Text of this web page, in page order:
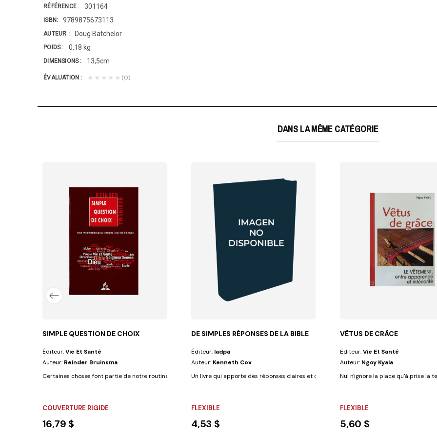
RÉFÉRENCE 301164
ISBN 9789875673113
AUTEUR Doug Batchelor
POIDS 0,18 kg
DIMENSIONS 13,5cm
ÉVALUATION ★★★★★ (0)
DANS LA MÊME CATÉGORIE
de Palestine marchait un homme, pauvre,...
SIMPLE QUESTION DE CHOIX
Éditeur:Vie Et Santé
Auteur: Reinder Bruinsma
Certaines choses font partie de notre routine quotidienne. Elles sont tout...
COUVERTURE RIGIDE
16,79 $
DE SIMPLES RÉPONSES DE LA BIBLE
Éditeur: Iadpa
Auteur: Kenneth Cox
Un livre qui apporte des réponses claires et directes aux principaux doutes qui se...
FLEXIBLE
4,53 $
VÊTUS DE CRÂCE
Éditeur:Vie Et Santé
Auteur: Ngoy Kyala
Nul n'ignore la place qu'à prise la
FLEXIBLE
5,60 $